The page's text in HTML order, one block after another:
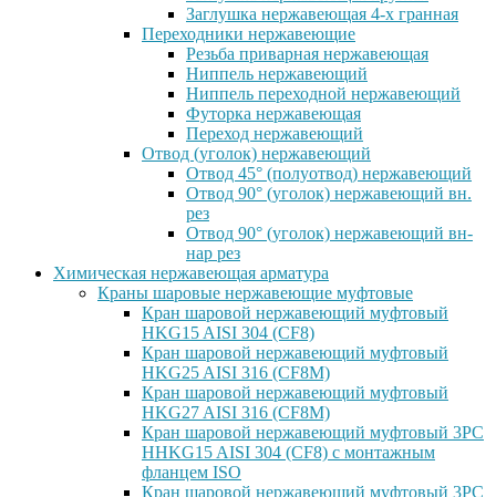
Заглушка нержавеющая 4-х гранная
Переходники нержавеющие
Резьба приварная нержавеющая
Ниппель нержавеющий
Ниппель переходной нержавеющий
Футорка нержавеющая
Переход нержавеющий
Отвод (уголок) нержавеющий
Отвод 45° (полуотвод) нержавеющий
Отвод 90° (уголок) нержавеющий вн.
рез
Отвод 90° (уголок) нержавеющий вн-
нар рез
Химическая нержавеющая арматура
Краны шаровые нержавеющие муфтовые
Кран шаровой нержавеющий муфтовый
HKG15 AISI 304 (CF8)
Кран шаровой нержавеющий муфтовый
HKG25 AISI 316 (CF8M)
Кран шаровой нержавеющий муфтовый
HKG27 AISI 316 (CF8M)
Кран шаровой нержавеющий муфтовый 3PC
HHKG15 AISI 304 (CF8) с монтажным
фланцем ISO
Кран шаровой нержавеющий муфтовый 3PC